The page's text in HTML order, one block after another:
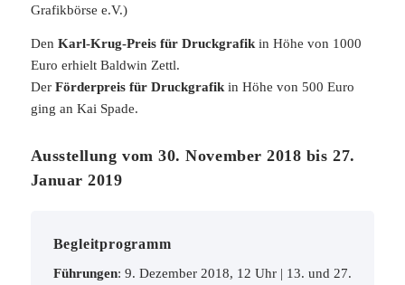
Grafikbörse e.V.)
Den Karl-Krug-Preis für Druckgrafikin Höhe von 1000
Euro erhielt Baldwin Zettl.
DerFörderpreis für Druckgrafikin Höhe von 500 Euro
ging an Kai Spade.
Ausstellung vom 30. November 2018 bis 27.
Januar 2019
Begleitprogramm
Führungen: 9. Dezember 2018, 12 Uhr | 13. und 27.